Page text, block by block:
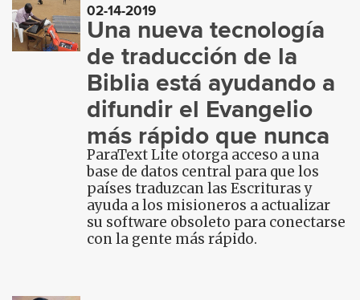
02-14-2019
Una nueva tecnología
de traducción de la
Biblia está ayudando a
difundir el Evangelio
más rápido que nunca
ParaText Lite otorga acceso a una
base de datos central para que los
países traduzcan las Escrituras y
ayuda a los misioneros a actualizar
su software obsoleto para conectarse
con la gente más rápido.